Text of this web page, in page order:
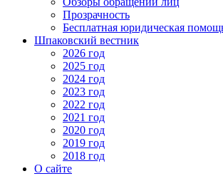
Прозрачность
Бесплатная юридическая
Шпаковский вестник
2026 год
2025 год
2024 год
2023 год
2022 год
2021 год
2020 год
2019 год
2018 год
О сайте